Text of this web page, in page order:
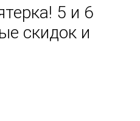
5 и 6
скидок и